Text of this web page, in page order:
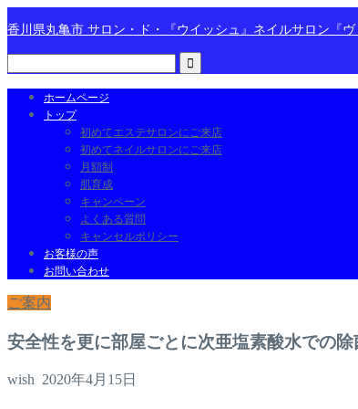
香川県丸亀市 サロン・ド・『ウイッシュ』ネイルサロン『
ホームページ
トップ
初めてエステサロンにご来店
初めてネイルサロンにご来店
月額制
肌育成
キャンペーン
よくある質問
キャンセルポリシー
お客様の声
お問い合わせ
ご案内
安全性を更に部屋ごとに次亜塩素酸水での
wish 2020年4月15日